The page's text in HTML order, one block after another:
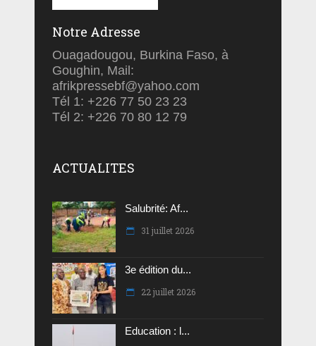
Notre Adresse
Ouagadougou, Burkina Faso, à
Goughin, Mail:
afrikpressebf@yahoo.com
Tél 1: +226 77 50 23 23
Tél 2: +226 70 80 12 79
ACTUALITES
Salubrité: Af...
31 juillet 2026
3e édition du...
22 juillet 2026
Education : l...